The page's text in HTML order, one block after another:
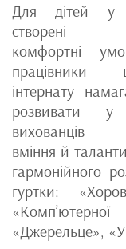
Для дітей у
створені
комфортні
працівники
інтернату
розвивати у
вихованців
вміння й
гармонійного
гуртки:
«Джерельце», «У